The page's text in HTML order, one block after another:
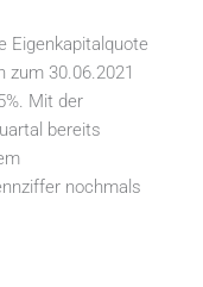
Eigenkapitalquote
30.06.2021
Mit der
bereits
nochmals